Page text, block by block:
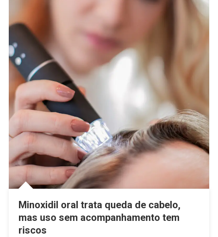
Minoxidil oral trata queda de cabelo,
mas uso sem acompanhamento tem
riscos